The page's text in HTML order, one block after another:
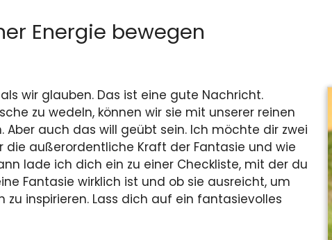
Energie bewegen
wir glauben. Das ist eine gute Nachricht.
zu wedeln, können wir sie mit unserer reinen
Aber auch das will geübt sein. Ich möchte dir zwei
die außerordentliche Kraft der Fantasie und wie
lade ich dich ein zu einer Checkliste, mit der du
Fantasie wirklich ist und ob sie ausreicht, um
zu inspirieren. Lass dich auf ein fantasievolles